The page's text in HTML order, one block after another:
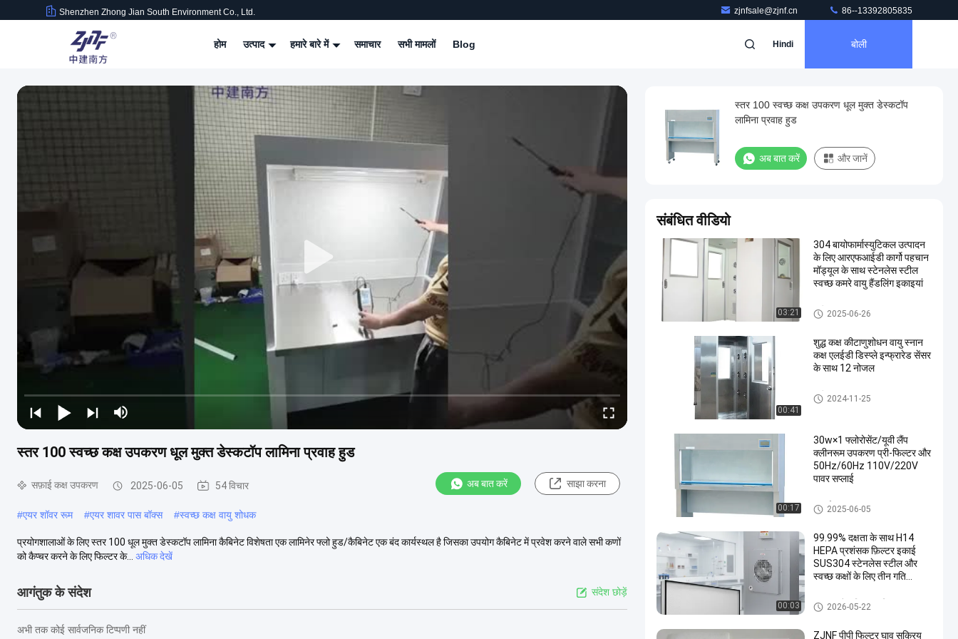
Shenzhen Zhong Jian South Environment Co., Ltd. zjnfsale@zjnf.cn 86--13392805835
होम उत्पाद हमारे बारे में समाचार सभी मामलों Blog Hindi बोली
स्तर 100 स्वच्छ कक्ष उपकरण धूल मुक्त डेस्कटॉप लामिना प्रवाह हुड
सफ़ाई कक्ष उपकरण 2025-06-05 54 विचार अब बात करें साझा करना
#एयर शॉवर रूम #एयर शावर पास बॉक्स #स्वच्छ कक्ष वायु शोधक
प्रयोगशालाओं के लिए स्तर 100 धूल मुक्त डेस्कटॉप लामिना कैबिनेट विशेषता एक लामिनेर फ्लो हुड/कैबिनेट एक बंद कार्यस्थल है जिसका उपयोग कैबिनेट में प्रवेश करने वाले सभी कणों
को कैप्चर करने के लिए फिल्टर के...
अधिक देखें
आगंतुक के संदेश संदेश छोड़ें
अभी तक कोई सार्वजनिक टिप्पणी नहीं
स्तर 100 स्वच्छ कक्ष उपकरण धूल मुक्त डेस्कटॉप
लामिना प्रवाह हुड
अब बात करें और जानें
संबंधित वीडियो
03:21
304 बायोफार्मास्युटिकल उत्पादन
के लिए आरएफआईडी कार्गो पहचान
मॉड्यूल के साथ स्टेनलेस स्टील
स्वच्छ कमरे वायु हैंडलिंग इकाइयां
क्लीनरूम एयर शावर
2025-06-26
00:41
शुद्ध कक्ष कीटाणुशोधन वायु स्नान
कक्ष एलईडी डिस्प्ले इन्फ्रारेड सेंसर
के साथ 12 नोजल
क्लीनरूम एयर शावर
2024-11-25
00:17
30w×1 फ्लोरोसेंट/यूवी लैंप
क्लीनरूम उपकरण प्री-फिल्टर और
50Hz/60Hz 110V/220V
पावर सप्लाई
सफ़ाई कक्ष उपकरण
2025-06-05
00:03
99.99% दक्षता के साथ H14
HEPA प्रशंसक फ़िल्टर इकाई
SUS304 स्टेनलेस स्टील और
स्वच्छ कक्षों के लिए तीन गति
एफएफयू फैन फ़िल्टर यूनिट
2026-05-22
ZJNF पीपी फिल्टर घाव सक्रिय